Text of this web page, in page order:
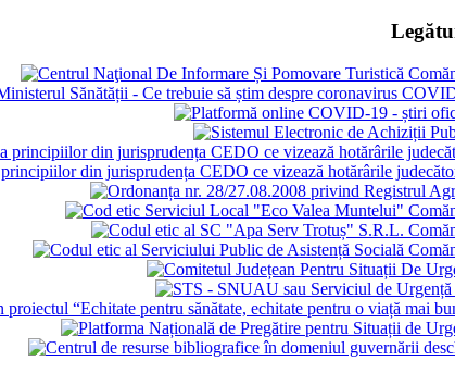
principiilor din jurisprudența CEDO ce vizează hotărârile